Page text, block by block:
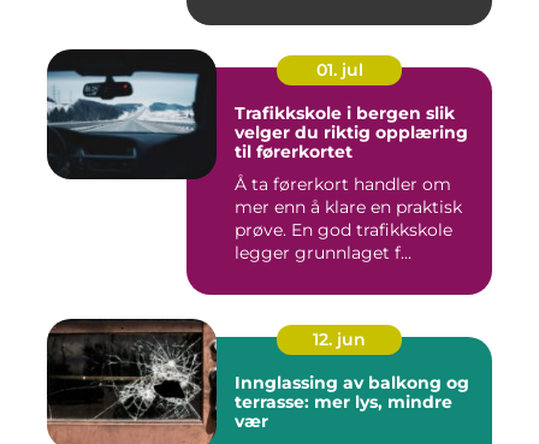
01. jul
Trafikkskole i bergen slik
velger du riktig opplæring
til førerkortet
Å ta førerkort handler om
mer enn å klare en praktisk
prøve. En god trafikkskole
legger grunnlaget f...
12. jun
Innglassing av balkong og
terrasse: mer lys, mindre
vær